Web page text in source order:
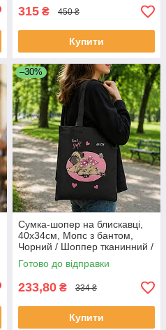
315 ₴ 450 ₴
Купити
–30%
Сумка-шопер на блискавці,
40х34см, Мопс з бантом,
Чорний / Шоппер тканинний /
Шоппер з принтом /
Тканинна сумка
Готово до відправки
233,80 ₴ 334 ₴
Купити